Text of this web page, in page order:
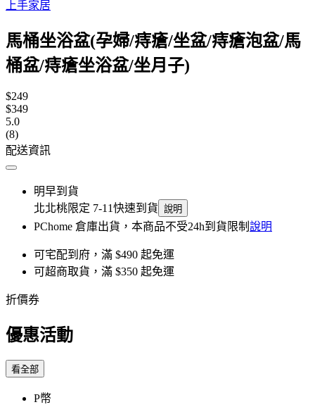
上手家居
馬桶坐浴盆(孕婦/痔瘡/坐盆/痔瘡泡盆/馬
桶盆/痔瘡坐浴盆/坐月子)
$249
$349
5.0
(8)
配送資訊
明早到貨
北北桃限定 7-11快速到貨 說明
PChome 倉庫出貨，本商品不受24h到貨限制 說明
可宅配到府，滿 $490 起免運
可超商取貨，滿 $350 起免運
折價券
優惠活動
看全部
P幣